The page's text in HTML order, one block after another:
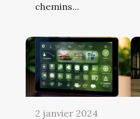
chemins...
2 janvier 2024